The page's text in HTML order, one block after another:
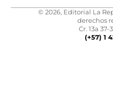
© 2026, Editorial La
derechos
Cr. 13a
(+57) 1